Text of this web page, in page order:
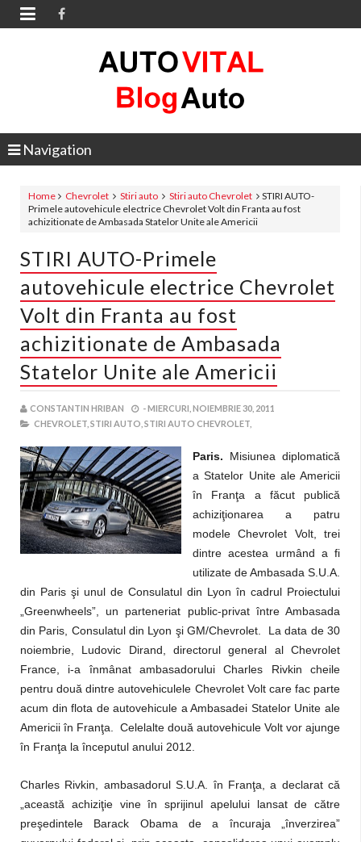

Navigation
Home Chevrolet Stiri auto Stiri auto Chevrolet
STIRI AUTO-
Primele autovehicule electrice Chevrolet Volt din Franta au fost
achizitionate de Ambasada Statelor Unite ale Americii
STIRI AUTO-Primele
autovehicule electrice Chevrolet
Volt din Franta au fost
achizitionate de Ambasada
Statelor Unite ale Americii
CONSTANTIN HRIBAN -MIERCURI, NOIEMBRIE 30, 2011
CHEVROLET, STIRI AUTO, STIRI AUTO CHEVROLET,
Paris. Misiunea diplomatică
a Statelor Unite ale Americii
în Franţa a făcut publică
achiziţionarea a patru
modele Chevrolet Volt, trei
dintre acestea urmând a fi
utilizate de Ambasada S.U.A.
din Paris şi unul de Consulatul din Lyon în cadrul Proiectului
„Greenwheels”, un parteneriat public-privat între Ambasada
din Paris, Consulatul din Lyon şi GM/Chevrolet. La data de 30
noiembrie, Ludovic Dirand, directorul general al Chevrolet
France, i-a înmânat ambasadorului Charles Rivkin cheile
pentru două dintre autovehiculele Chevrolet Volt care fac parte
acum din flota de autovehicule a Ambasadei Statelor Unite ale
Americii în Franţa. Celelalte două autovehicule Volt vor ajunge
în Franţa la începutul anului 2012.
Charles Rivkin, ambasadorul S.U.A. în Franţa, a declarat că
„această achiziţie vine în sprijinul apelului lansat de către
preşedintele Barack Obama de a încuraja „înverzirea”